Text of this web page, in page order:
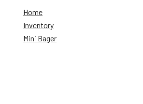
Home
Inventory
Mini Bager